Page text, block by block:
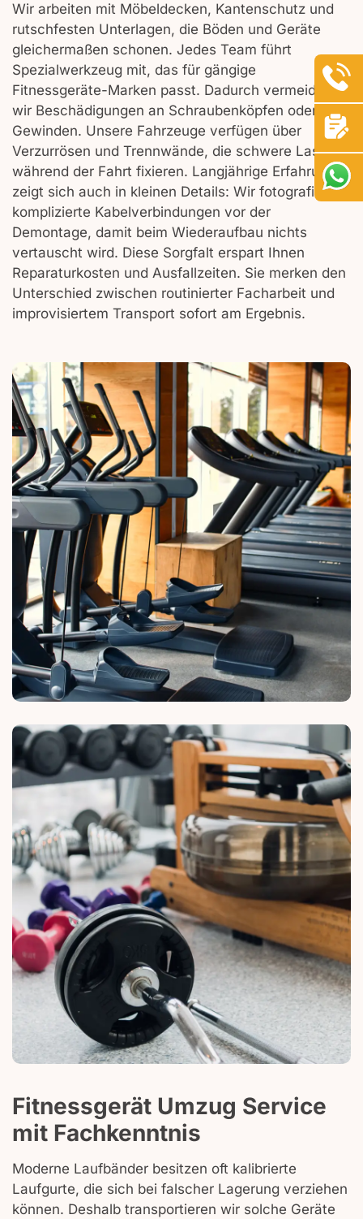
Wir arbeiten mit Möbeldecken, Kantenschutz und
rutschfesten Unterlagen, die Böden und Geräte
gleichermaßen schonen. Jedes Team führt
Spezialwerkzeug mit, das für gängige
Fitnessgeräte-Marken passt. Dadurch vermeiden
wir Beschädigungen an Schraubenköpfen oder
Gewinden. Unsere Fahrzeuge verfügen über
Verzurrösen und Trennwände, die schwere Lasten
während der Fahrt fixieren. Langjährige Erfahrung
zeigt sich auch in kleinen Details: Wir fotografieren
komplizierte Kabelverbindungen vor der
Demontage, damit beim Wiederaufbau nichts
vertauscht wird. Diese Sorgfalt erspart Ihnen
Reparaturkosten und Ausfallzeiten. Sie merken den
Unterschied zwischen routinierter Facharbeit und
improvisiertem Transport sofort am Ergebnis.
Fitnessgerät Umzug Service
mit Fachkenntnis
Moderne Laufbänder besitzen oft kalibrierte
Laufgurte, die sich bei falscher Lagerung verziehen
können. Deshalb transportieren wir solche Geräte